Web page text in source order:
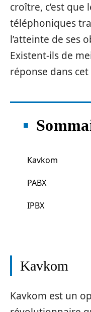
croître, c’est que
téléphoniques
l’atteinte de ses
Existent-ils de
réponse dans
Kavkom
PABX
IPBX
Kavkom
Kavkom est un